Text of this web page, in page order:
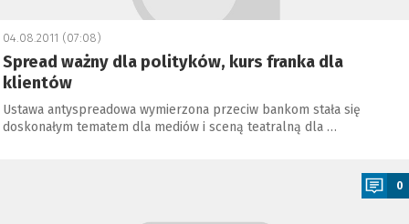
04.08.2011 (07:08)
Spread ważny dla polityków, kurs franka dla
klientów
Ustawa antyspreadowa wymierzona przeciw bankom stała się
doskonałym tematem dla mediów i sceną teatralną dla …
0